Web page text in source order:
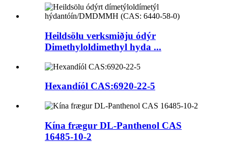
Heildsölu verksmiðju ódýr
Dimethyloldimethyl hyda ...
Hexandíól CAS:6920-22-5
Kína frægur DL-Panthenol CAS
16485-10-2